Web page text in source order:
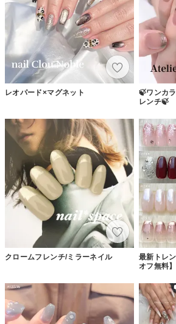
レオパード×マグネット
🍃ワンカ
レンチ🍃
クロームフレンチ/ミラーネイル
最新トレ
オフ無料】